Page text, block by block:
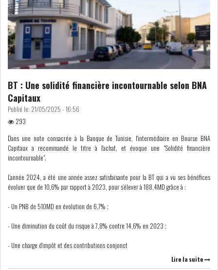
ASSURANCES PHARMACEUTIQUE
BANCAIRE AUDIOVISUEL
TRANSPORT
SANTÉ
DISTRIBUTION
COMPOSANTS
AUTOMOBILES
CHIMIE
DISTRIBUTION
AUTOMOBILE
FINANCIER
BT : Une solidité financière incontournable selon BNA
Capitaux
Publié le: 21/05/2025 - 16:56
293
Dans une note consacrée à la Banque de Tunisie, l'intermédiaire en Bourse BNA
Capitaux a recommandé le titre à l'achat, et évoque une "Solidité financière
incontournable".
L’année 2024, a été une année assez satisfaisante pour la BT qui a vu ses bénéfices
évoluer que de 10,6% par rapport à 2023, pour s’élever à 188,4MD grâce à :
- Un PNB de 510MD en évolution de 6,7% ;
- Une diminution du coût du risque à 7,8% contre 14,6% en 2023 ;
- Une charge d’impôt et des contributions conjonct
Lire la suite